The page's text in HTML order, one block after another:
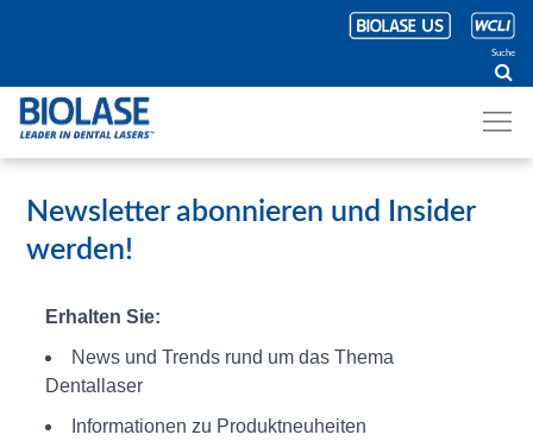
Suche
Newsletter abonnieren und Insider
werden!
Erhalten Sie:
News und Trends rund um das Thema
Dentallaser
Informationen zu Produktneuheiten